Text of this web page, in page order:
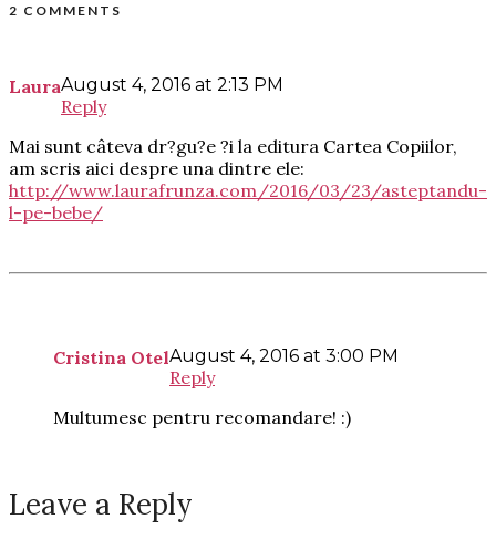
2 COMMENTS
LauraAugust 4, 2016 at 2:13 PM
Reply
Mai sunt câteva dr?gu?e ?i la editura Cartea Copiilor,
am scris aici despre una dintre ele:
http://www.laurafrunza.com/2016/03/23/asteptandu-
l-pe-bebe/
Cristina OtelAugust 4, 2016 at 3:00 PM
Reply
Multumesc pentru recomandare! :)
Leave a Reply